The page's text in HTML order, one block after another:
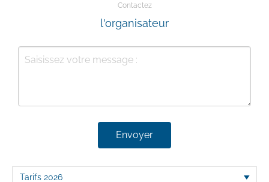
Contactez
l'organisateur
Envoyer